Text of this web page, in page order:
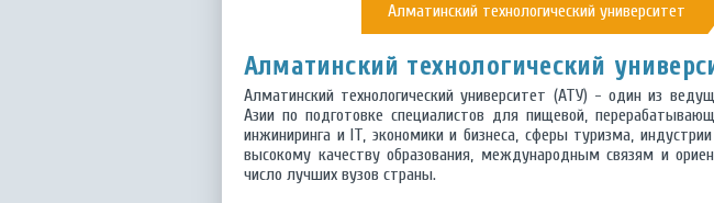
Алматинский технологический университет
Алматинский технологический
Алматинский технологический университет (АТУ) - один из
Азии по подготовке специалистов для пищевой,
инжиниринга и IT, экономики и бизнеса, сферы туризма,
высокому качеству образования, международным связям и
число лучших вузов страны.